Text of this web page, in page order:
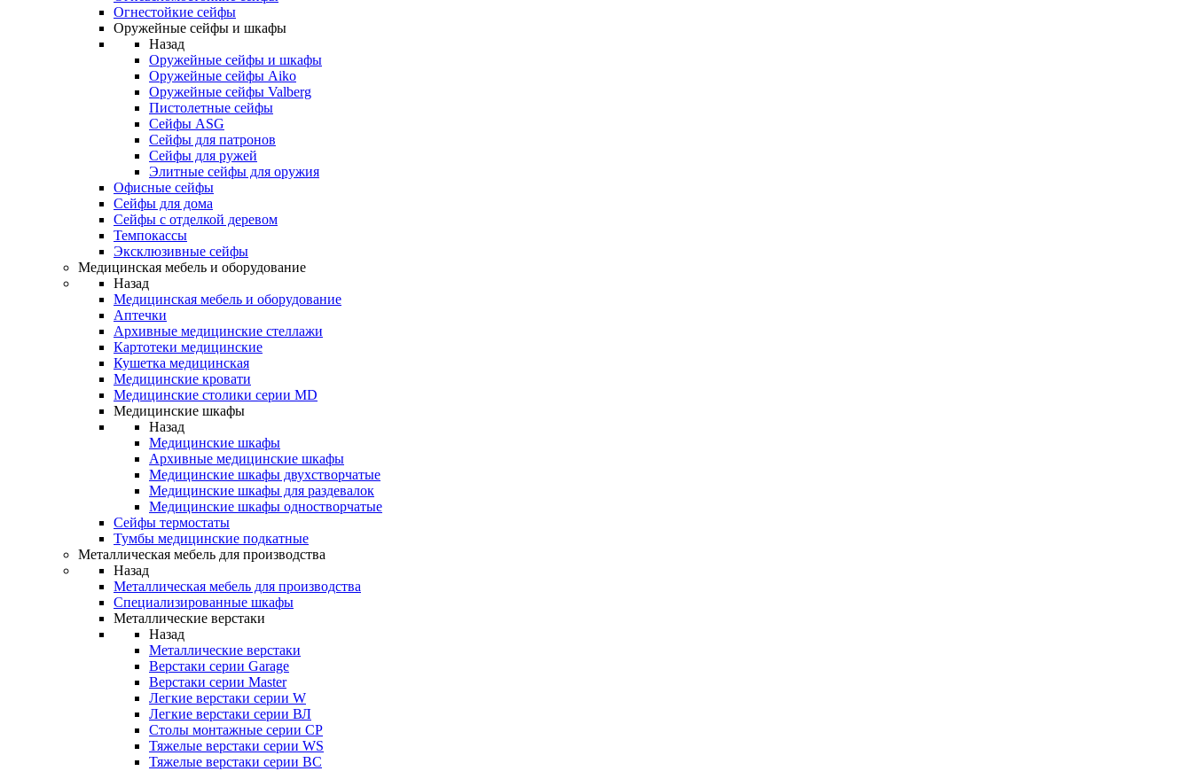
Огнестойкие сейфы
Оружейные сейфы и шкафы
Назад
Оружейные сейфы и шкафы
Оружейные сейфы Aiko
Оружейные сейфы Valberg
Пистолетные сейфы
Сейфы ASG
Сейфы для патронов
Сейфы для ружей
Элитные сейфы для оружия
Офисные сейфы
Сейфы для дома
Сейфы с отделкой деревом
Темпокассы
Эксклюзивные сейфы
Медицинская мебель и оборудование
Назад
Медицинская мебель и оборудование
Аптечки
Архивные медицинские стеллажи
Картотеки медицинские
Кушетка медицинская
Медицинские кровати
Медицинские столики серии MD
Медицинские шкафы
Назад
Медицинские шкафы
Архивные медицинские шкафы
Медицинские шкафы двухстворчатые
Медицинские шкафы для раздевалок
Медицинские шкафы одностворчатые
Сейфы термостаты
Тумбы медицинские подкатные
Металлическая мебель для производства
Назад
Металлическая мебель для производства
Cпециализированные шкафы
Металлические верстаки
Назад
Металлические верстаки
Верстаки серии Garage
Верстаки серии Master
Легкие верстаки серии W
Легкие верстаки серии ВЛ
Столы монтажные серии СР
Тяжелые верстаки серии WS
Тяжелые верстаки серии ВС